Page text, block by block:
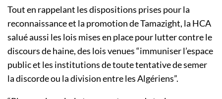
Tout en rappelant les dispositions prises pour la
reconnaissance et la promotion de Tamazight, la HCA
salué aussi les lois mises en place pour lutter contre le
discours de haine, des lois venues “immuniser l’espace
public et les institutions de toute tentative de semer
la discorde ou la division entre les Algériens”.